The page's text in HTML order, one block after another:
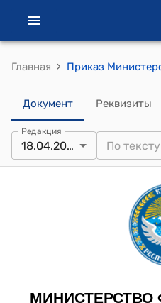
Главная ›
Документ Реквизиты
Редакция
18.04.2025